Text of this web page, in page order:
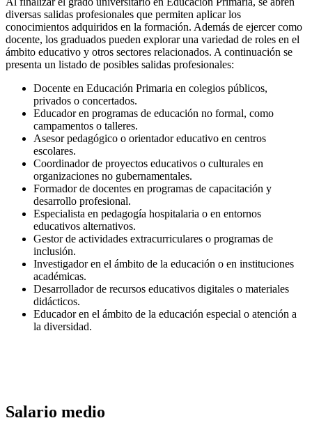
diversas salidas profesionales que permiten aplicar los
conocimientos adquiridos en la formación. Además de ejercer como
docente, los graduados pueden explorar una variedad de roles en el
ámbito educativo y otros sectores relacionados. A continuación se
presenta un listado de posibles salidas profesionales:
Docente en Educación Primaria en colegios públicos,
privados o concertados.
Educador en programas de educación no formal, como
campamentos o talleres.
Asesor pedagógico o orientador educativo en centros
escolares.
Coordinador de proyectos educativos o culturales en
organizaciones no gubernamentales.
Formador de docentes en programas de capacitación y
desarrollo profesional.
Especialista en pedagogía hospitalaria o en entornos
educativos alternativos.
Gestor de actividades extracurriculares o programas de
inclusión.
Investigador en el ámbito de la educación o en instituciones
académicas.
Desarrollador de recursos educativos digitales o materiales
didácticos.
Educador en el ámbito de la educación especial o atención a
la diversidad.
Salario medio